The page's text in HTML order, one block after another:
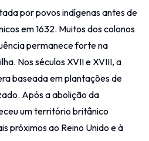
por povos indígenas antes de
em 1632. Muitos dos colonos
permanece forte na
Nos séculos XVII e XVIII, a
baseada em plantações de
Após a abolição da
um território britânico
próximos ao Reino Unido e à